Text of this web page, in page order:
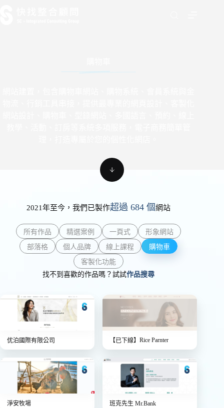
2021年至今，我們已製作超過 684 個網站
所有作品 精選案例 一頁式
形象網站
部落格
個人品牌 線上課程
購物車
客製化功能
找不到喜歡的作品嗎？試試作品搜尋
优泊國際有限公司 【已下線】Rice Parnter
淨安牧場 班克先生 Mr.Bank